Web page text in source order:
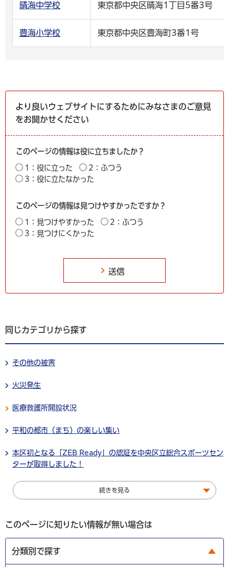
晴海中学校 東京都中央区晴海1丁目5番3号
豊海小学校 東京都中央区豊海町3番1号
より良いウェブサイトにするためにみなさまのご意見
をお聞かせください
このページの情報は役に立ちましたか？
1：役に立った
2：ふつう
3：役に立たなかった
このページの情報は見つけやすかったですか？
1：見つけやすかった
2：ふつう
3：見つけにくかった
同じカテゴリから探す
その他の被害
火災発生
医療救護所開設状況
平和の都市（まち）の楽しい集い
本区初となる「ZEB Ready」の認証を中央区立総合スポーツセン
ターが取得しました！
続きを見る
このページに知りたい情報が無い場合は
分類別で探す